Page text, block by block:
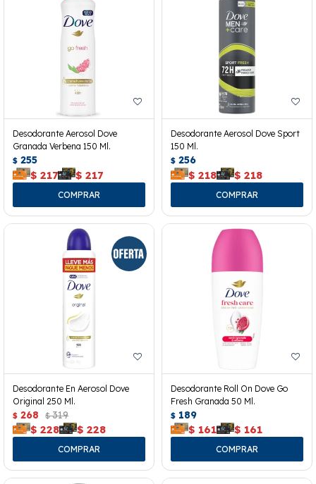
Desodorante Aerosol Dove
Granada Verbena 150 Ml.
$ 255
$ 217 $ 217
Desodorante Aerosol Dove Sport
150 Ml.
$ 256
$ 218 $ 218
Desodorante En Aerosol Dove
Original 250 Ml.
$ 268 $ 319
$ 228 $ 228
Desodorante Roll On Dove Go
Fresh Granada 50 Ml.
$ 189
$ 161 $ 161